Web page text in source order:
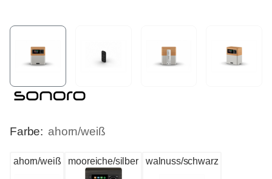
Farbe: ahorn/weiß
ahorn/weiß mooreiche/silber walnuss/schwarz